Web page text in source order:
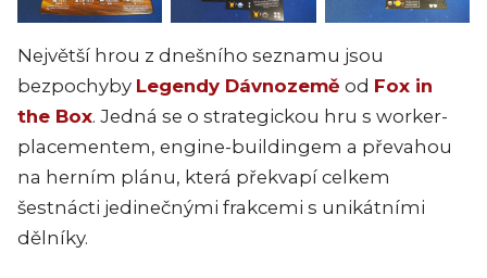
Největší hrou z dnešního seznamu jsou
bezpochyby Legendy Dávnozemě od Fox in
the Box. Jedná se o strategickou hru s worker-
placementem, engine-buildingem a převahou
na herním plánu, která překvapí celkem
šestnácti jedinečnými frakcemi s unikátními
dělníky.